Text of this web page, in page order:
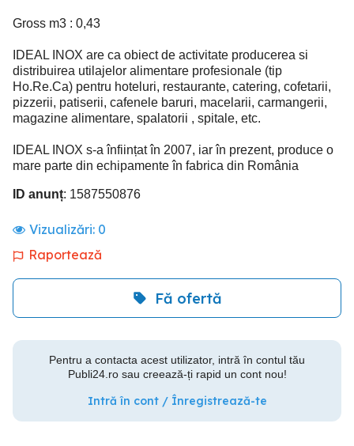
Gross m3 : 0,43
IDEAL INOX are ca obiect de activitate producerea si
distribuirea utilajelor alimentare profesionale (tip
Ho.Re.Ca) pentru hoteluri, restaurante, catering, cofetarii,
pizzerii, patiserii, cafenele baruri, macelarii, carmangerii,
magazine alimentare, spalatorii , spitale, etc.
IDEAL INOX s-a înființat în 2007, iar în prezent, produce o
mare parte din echipamente în fabrica din România
ID anunț: 1587550876
Vizualizări: 0
Raportează
Fă ofertă
Pentru a contacta acest utilizator, intră în contul tău
Publi24.ro sau creează-ți rapid un cont nou!
Intră în cont / Înregistrează-te